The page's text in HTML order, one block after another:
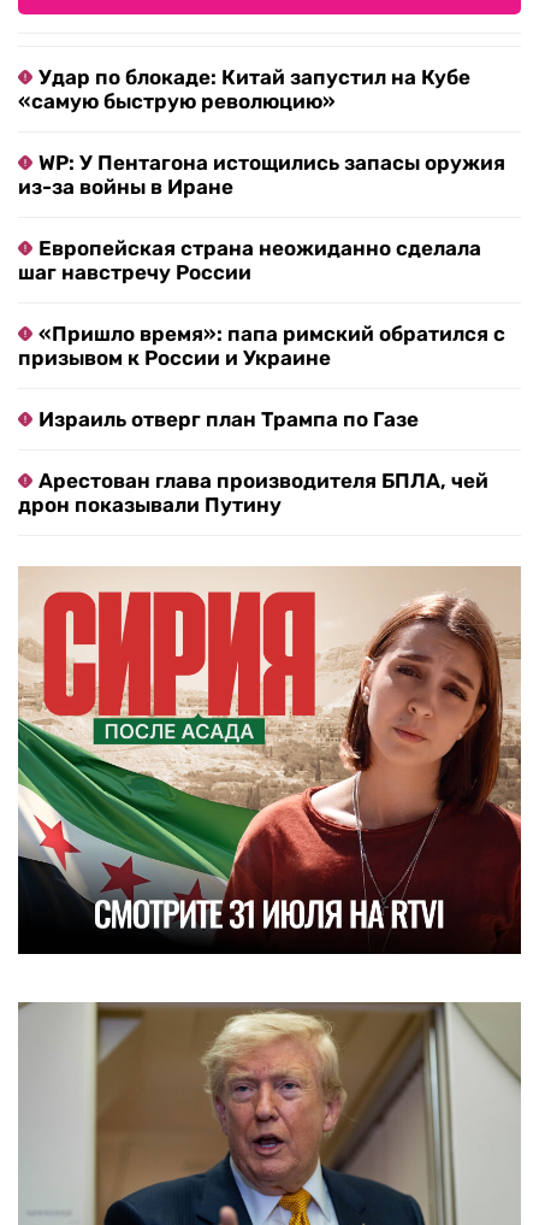
Удар по блокаде: Китай запустил на Кубе
«самую быструю революцию»
WP: У Пентагона истощились запасы оружия
из-за войны в Иране
Европейская страна неожиданно сделала
шаг навстречу России
«Пришло время»: папа римский обратился с
призывом к России и Украине
Израиль отверг план Трампа по Газе
Арестован глава производителя БПЛА, чей
дрон показывали Путину